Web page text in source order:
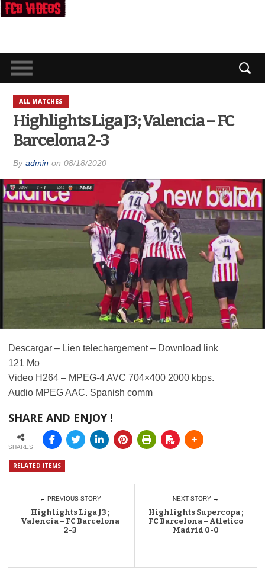
ALL MATCHES
Highlights Liga J3 ; Valencia – FC
Barcelona 2-3
By admin on 08/18/2020
Descargar – Lien telechargement – Download link
121 Mo
Video H264 – MPEG-4 AVC 704×400 2000 kbps.
Audio MPEG AAC. Spanish comm
SHARE AND ENJOY !
SHARES
RELATED ITEMS
← PREVIOUS STORY
Highlights Liga J3 ;
Valencia – FC Barcelona
2-3
NEXT STORY →
Highlights Supercopa ;
FC Barcelona – Atletico
Madrid 0-0